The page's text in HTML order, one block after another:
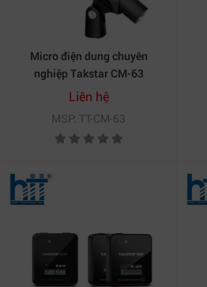
Micro điện dung chuyên
nghiệp Takstar CM-63
Liên hệ
MSP: TT-CM-63